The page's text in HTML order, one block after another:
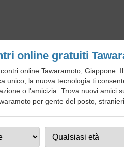
online gratuiti
online Tawaramoto,
unico, la nuova tecnologia ti
o l'amicizia. Trova nuovi amici
per gente del posto,